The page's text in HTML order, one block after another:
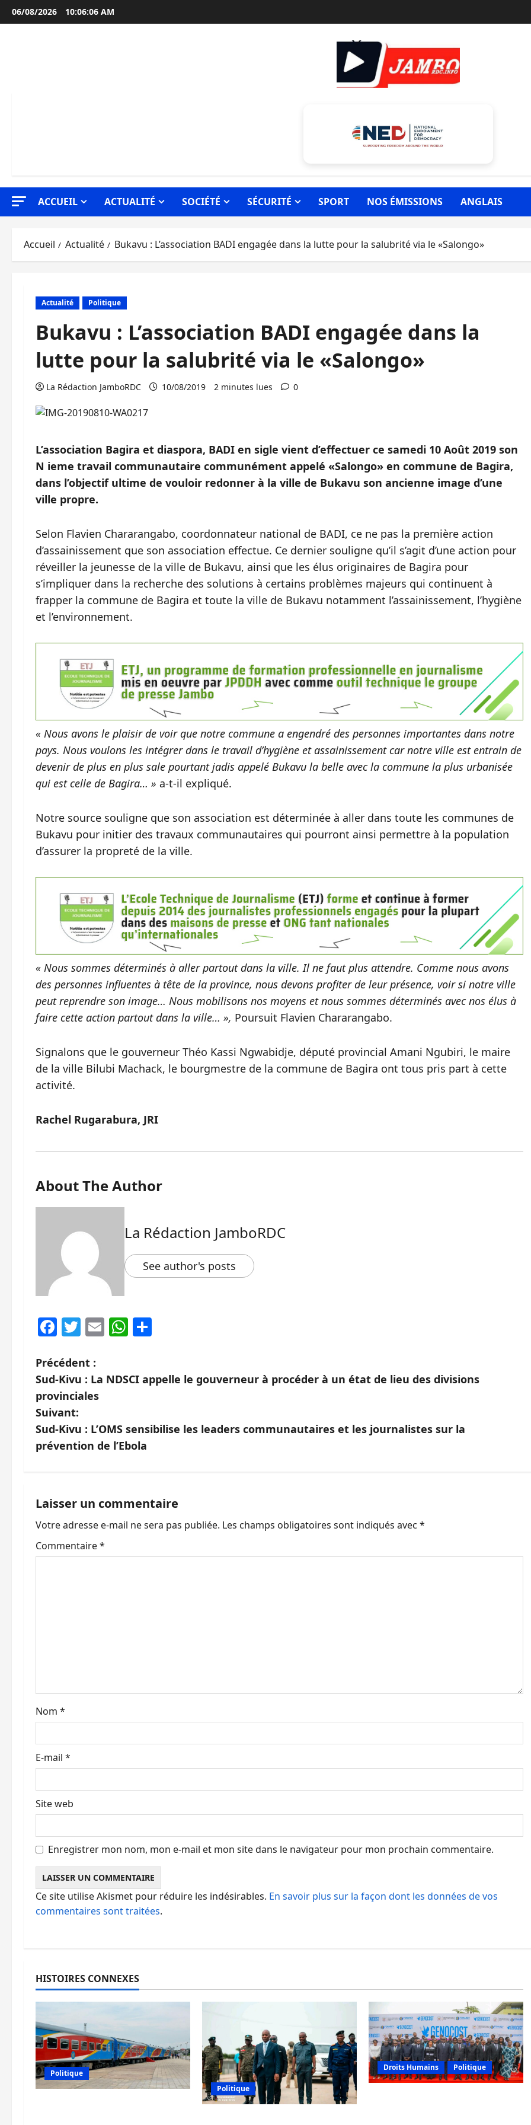
Aller
au
06/08/2026 10:06:07 AM
ACCUEIL ACTUALITÉ SOCIÉTÉ SÉCURITÉ SPORT NOS ÉMISSIONS ANGLAIS
Accueil Actualité Bukavu : L’association BADI engagée dans la lutte pour la salubrité via le «Salongo»
Actualité Politique
Bukavu : L’association BADI engagée dans la
lutte pour la salubrité via le «Salongo»
La Rédaction JamboRDC 10/08/2019 2 minutes lues 0
L’association Bagira et diaspora, BADI en sigle vient d’effectuer ce samedi 10 Août 2019 son
N ieme travail communautaire communément appelé «Salongo» en commune de Bagira,
dans l’objectif ultime de vouloir redonner à la ville de Bukavu son ancienne image d’une
ville propre.
Selon Flavien Chararangabo, coordonnateur national de BADI, ce ne pas la première action
d’assainissement que son association effectue. Ce dernier souligne qu’il s’agit d’une action pour
réveiller la jeunesse de la ville de Bukavu, ainsi que les élus originaires de Bagira pour
s’impliquer dans la recherche des solutions à certains problèmes majeurs qui continuent à
frapper la commune de Bagira et toute la ville de Bukavu notamment l’assainissement, l’hygiène
et l’environnement.
« Nous avons le plaisir de voir que notre commune a engendré des personnes importantes dans notre
pays. Nous voulons les intégrer dans le travail d’hygiène et assainissement car notre ville est entrain de
devenir de plus en plus sale pourtant jadis appelé Bukavu la belle avec la commune la plus urbanisée
qui est celle de Bagira… » a-t-il expliqué.
Notre source souligne que son association est déterminée à aller dans toute les communes de
Bukavu pour initier des travaux communautaires qui pourront ainsi permettre à la population
d’assurer la propreté de la ville.
« Nous sommes déterminés à aller partout dans la ville. Il ne faut plus attendre. Comme nous avons
des personnes influentes à tête de la province, nous devons profiter de leur présence, voir si notre ville
peut reprendre son image… Nous mobilisons nos moyens et nous sommes déterminés avec nos élus à
faire cette action partout dans la ville… », Poursuit Flavien Chararangabo.
Signalons que le gouverneur Théo Kassi Ngwabidje, député provincial Amani Ngubiri, le maire
de la ville Bilubi Machack, le bourgmestre de la commune de Bagira ont tous pris part à cette
activité.
Rachel Rugarabura, JRI
About The Author
La Rédaction JamboRDC
See author's posts
Facebook
Twitter
EmailWhatsApp
N
a
v
i
t
i
o
r
t
i
c
l
e
Précédent :
Sud-Kivu : La NDSCI appelle le gouverneur à procéder à un état de lieu des divisions
provinciales
Suivant:
Sud-Kivu : L’OMS sensibilise les leaders communautaires et les journalistes sur la
prévention de l’Ebola
Laisser un commentaire
Votre adresse e-mail ne sera pas publiée. Les champs obligatoires sont indiqués avec *
Commentaire*
Nom *
E-mail *
Site web
Enregistrer mon nom, mon e-mail et mon site dans le navigateur pour mon prochain commentaire.
Ce site utilise Akismet pour réduire les indésirables. En savoir plus sur la façon dont les données de vos
commentaires sont traitées.
HISTOIRES CONNEXES
Politique
Politique
Droits Humains Politique